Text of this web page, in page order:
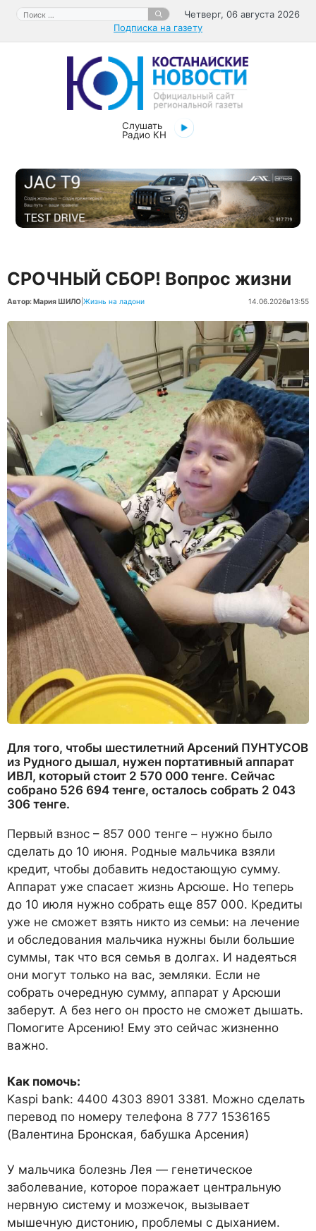
Перейти
содержимому
Поиск:
Четверг, 06 августа 2026
Подписка на газету
Слушать
Радио КН
СРОЧНЫЙ СБОР! Вопрос жизни
Автор: Мария ШИЛО Жизнь на ладони 14.06.2026в13:55
Для того, чтобы шестилетний Арсений ПУНТУСОВ
из Рудного дышал, нужен портативный аппарат
ИВЛ, который стоит 2 570 000 тенге. Сейчас
собрано 526 694 тенге, осталось собрать 2 043
306 тенге.
Первый взнос – 857 000 тенге – нужно было
сделать до 10 июня. Родные мальчика взяли
кредит, чтобы добавить недостающую сумму.
Аппарат уже спасает жизнь Арсюше. Но теперь
до 10 июля нужно собрать еще 857 000. Кредиты
уже не сможет взять никто из семьи: на лечение
и обследования мальчика нужны были большие
суммы, так что вся семья в долгах. И надеяться
они могут только на вас, земляки. Если не
собрать очередную сумму, аппарат у Арсюши
заберут. А без него он просто не сможет дышать.
Помогите Арсению! Ему это сейчас жизненно
важно.
Как помочь:
Kaspi bank: 4400 4303 8901 3381. Можно сделать
перевод по номеру телефона 8 777 1536165
(Валентина Бронская, бабушка Арсения)
У мальчика болезнь Лея — генетическое
заболевание, которое поражает центральную
нервную систему и мозжечок, вызывает
мышечную дистонию, проблемы с дыханием.